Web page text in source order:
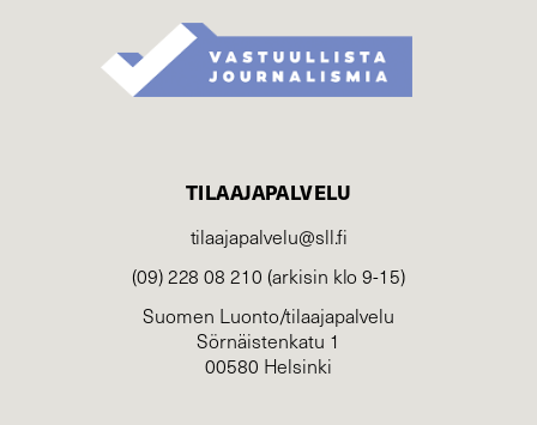
TILAAJAPALVELU
tilaajapalvelu@sll.fi
(09) 228 08 210 (arkisin klo 9-15)
Suomen Luonto/tilaajapalvelu
Sörnäistenkatu 1
00580 Helsinki